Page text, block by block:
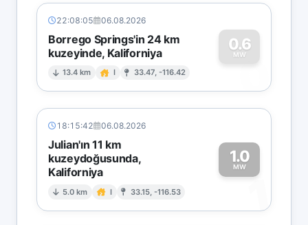
22:08:05 06.08.2026
Borrego Springs'in 24 km
kuzeyinde, Kaliforniya
13.4 km I 33.47, -116.42
0.6
MW
0
18:15:42 06.08.2026
Julian'ın 11 km
kuzeydoğusunda,
Kaliforniya
5.0 km I 33.15, -116.53
1.0
MW
1